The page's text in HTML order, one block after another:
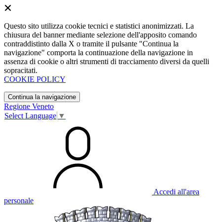
Questo sito utilizza cookie tecnici e statistici anonimizzati. La
chiusura del banner mediante selezione dell'apposito comando
contraddistinto dalla X o tramite il pulsante "Continua la
navigazione" comporta la continuazione della navigazione in
assenza di cookie o altri strumenti di tracciamento diversi da quelli
sopracitati.
COOKIE POLICY
Continua la navigazione
Regione Veneto
Select Language ▼
Accedi all'area
personale